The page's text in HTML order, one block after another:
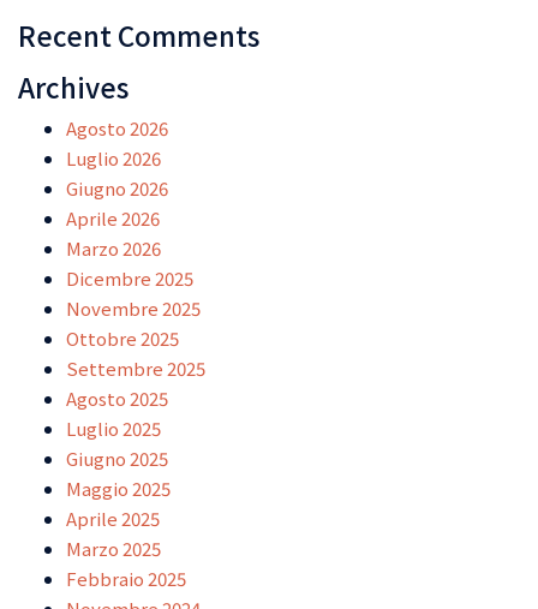
Recent Comments
Archives
Agosto 2026
Luglio 2026
Giugno 2026
Aprile 2026
Marzo 2026
Dicembre 2025
Novembre 2025
Ottobre 2025
Settembre 2025
Agosto 2025
Luglio 2025
Giugno 2025
Maggio 2025
Aprile 2025
Marzo 2025
Febbraio 2025